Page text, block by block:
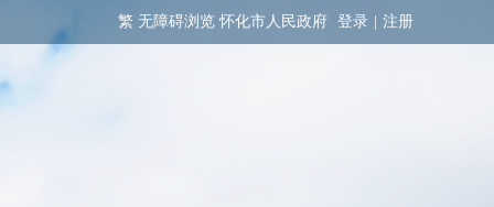
繁 无障碍浏览 怀化市人民政府 登录 注册